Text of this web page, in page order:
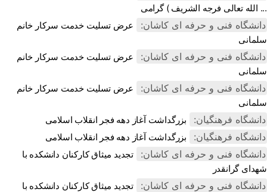
الله تعالی فرجه الشریف ) گرامی‌ ...
دانشگاه فنی و حرفه ای کاشان:
عرض تسلیت خدمت سرکار خانم
سلمانی
دانشگاه فنی و حرفه ای کاشان:
عرض تسلیت خدمت سرکار خانم
سلمانی
دانشگاه فنی و حرفه ای کاشان:
عرض تسلیت خدمت سرکار خانم
سلمانی
دانشگاه فرهنگیان: بزرگداشت آغاز دهه فجر انقلاب اسلامی
دانشگاه فرهنگیان: بزرگداشت آغاز دهه فجر انقلاب اسلامی
دانشگاه فنی و حرفه ای کاشان:
تجدید میثاق کارکنان دانشکده با
شهدای گرانقدر
دانشگاه فنی و حرفه ای کاشان:
تجدید میثاق کارکنان دانشکده با